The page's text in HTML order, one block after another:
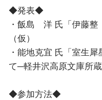
◆発表◆
・飯島 洋 氏「伊藤整
（仮）
・能地克宜 氏「室生
て─軽井沢高原文庫所
◆参加方法◆